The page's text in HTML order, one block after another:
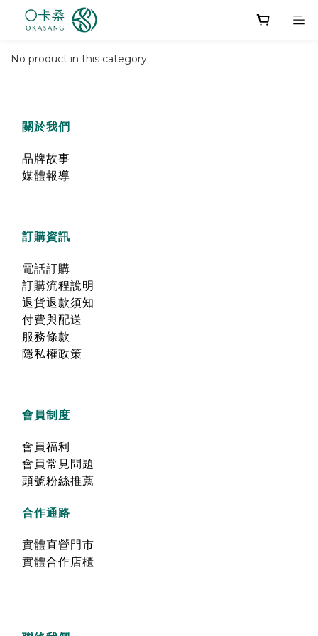
No product in this category
關於我們
品牌故事
媒體報導
訂購資訊
電話訂購
訂購流程說明
退貨退款須知
付費與配送
服務條款
隱私權政策
會員制度
會員福利
會員常見問題
頭號粉絲推薦
合作通路
實體直營門市
實體合作店櫃